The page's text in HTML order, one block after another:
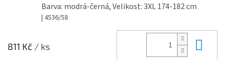
Barva: modrá-černá, Velikost: 3XL 174-182 cm
| 4536/58
811 Kč / ks